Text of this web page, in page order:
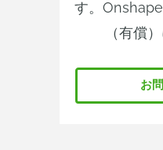
す。
（有償
お